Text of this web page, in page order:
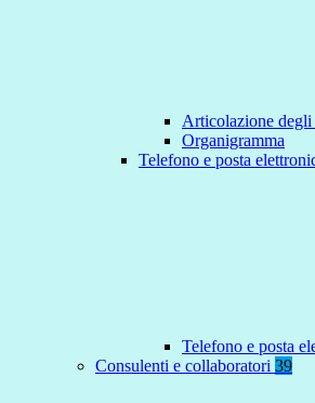
Articolazione
Organigramma
Telefono e posta
Telefono e posta
Consulenti e collaboratori 39